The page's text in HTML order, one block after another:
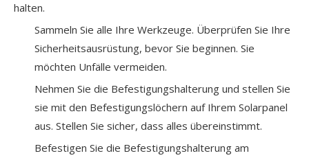
halten.
Sammeln Sie alle Ihre Werkzeuge. Überprüfen Sie Ihre
Sicherheitsausrüstung, bevor Sie beginnen. Sie
möchten Unfälle vermeiden.
Nehmen Sie die Befestigungshalterung und stellen Sie
sie mit den Befestigungslöchern auf Ihrem Solarpanel
aus. Stellen Sie sicher, dass alles übereinstimmt.
Befestigen Sie die Befestigungshalterung am